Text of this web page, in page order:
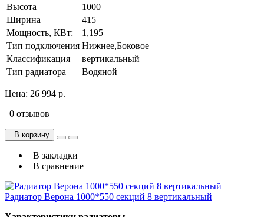
Высота
1000
Ширина
415
Мощность, КВт:
1,195
Тип подключения Нижнее,Боковое
Классификация
вертикальный
Тип радиатора
Водяной
Цена: 26 994 р.
0 отзывов
В корзину
В закладки
В сравнение
Радиатор Верона 1000*550 секций 8 вертикальный